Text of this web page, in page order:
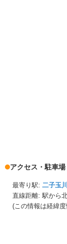
アクセス・駐車場
最寄り駅: 二子玉
直線距離: 駅から
(この情報は経緯